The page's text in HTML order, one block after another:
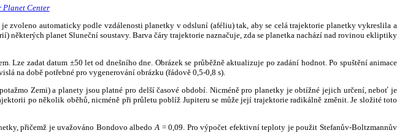
Planet Center
automaticky podle vzdálenosti planetky v odsluní (aféliu) tak, aby se celá trajektorie planetky vykreslila a
planet Sluneční soustavy. Barva čáry trajektorie naznačuje, zda se planetka nachází nad rovinou ekliptiky
zadat datum ±50 let od dnešního dne. Obrázek se průběžně aktualizuje po zadání hodnot. Po spuštění animace
na době potřebné pro vygenerování obrázku (řádově 0,5-0,8 s).
Zemi) a planety jsou platné pro delší časové období. Nicméně pro planetky je obtížné jejich určení, neboť je
po několik oběhů, nicméně při průletu poblíž Jupiteru se může její trajektorie radikálně změnit. Je složité toto
přičemž je uvažováno Bondovo albedo A = 0,09. Pro výpočet efektivní teploty je použit Stefanův-Boltzmannův